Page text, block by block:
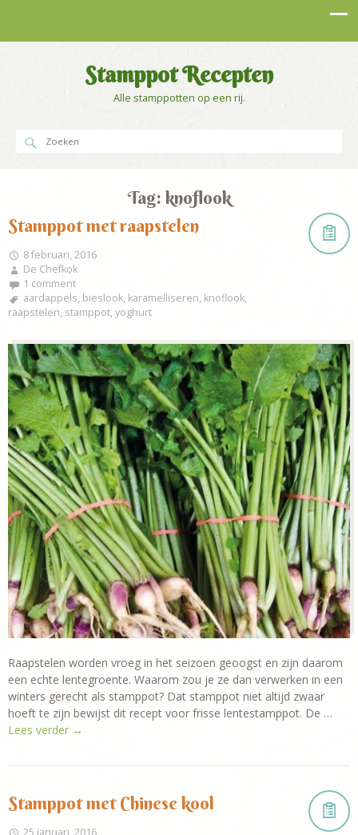
Stamppot Recepten
Alle stamppotten op een rij.
Tag: knoflook
Stamppot met raapstelen
8 februari, 2016
De Chefkok
1 comment
aardappels, bieslook, karamelliseren, knoflook,
raapstelen, stamppot, yoghurt
Raapstelen worden vroeg in het seizoen geoogst en zijn daarom
een echte lentegroente. Waarom zou je ze dan verwerken in een
winters gerecht als stamppot? Dat stamppot niet altijd zwaar
hoeft te zijn bewijst dit recept voor frisse lentestamppot. De …
Lees verder →
Stamppot met Chinese kool